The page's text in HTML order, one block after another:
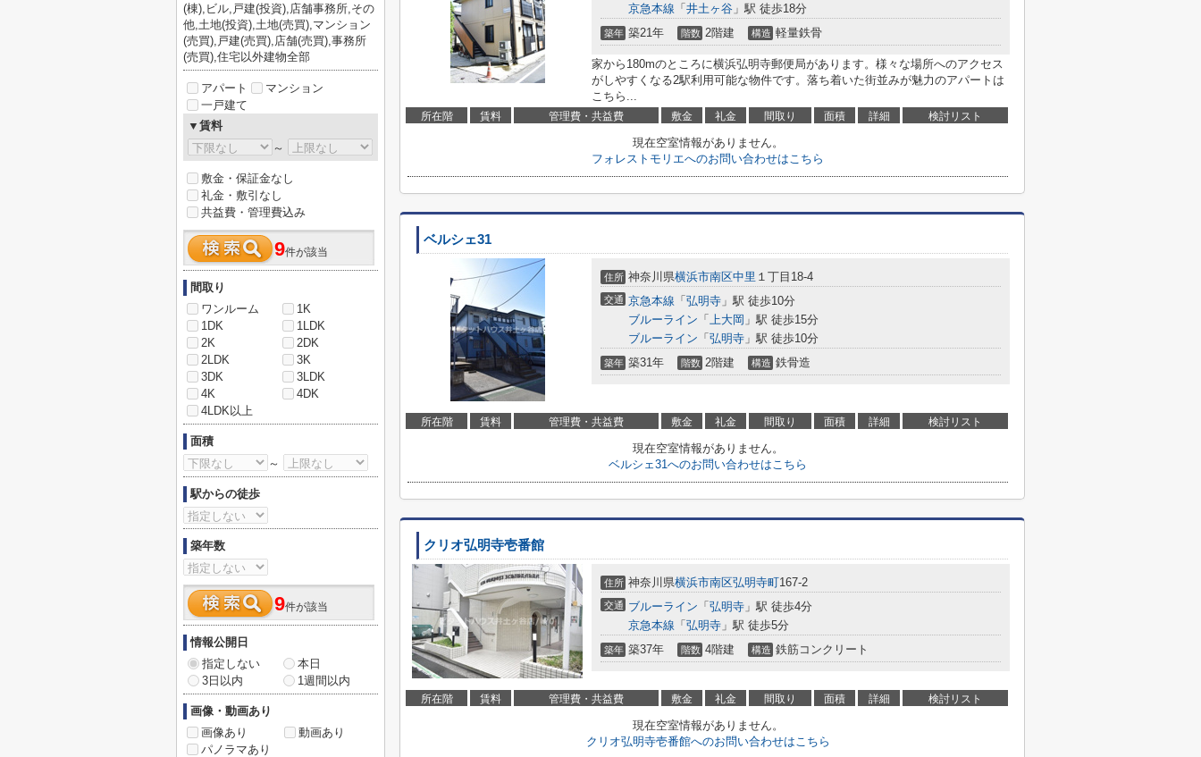
京急本線 「 井土ヶ谷 」駅 徒歩18分
築年 築21年 階数 2階建 構造 軽量鉄骨
家から180mのところに横浜弘明寺郵便局があります。様々な場所へのアクセス
がしやすくなる2駅利用可能な物件です。落ち着いた街並みが魅力のアパートは
こちら...
所在階 賃料 管理費・共益費 敷金 礼金 間取り 面積 詳細 検討リスト
現在空室情報がありません。
フォレストモリエへのお問い合わせはこちら
ベルシェ31
住所 神奈川県横浜市南区中里 １丁目18-4
交通 京急本線 「 弘明寺 」駅 徒歩10分
ブルーライン 「 上大岡 」駅 徒歩15分
ブルーライン 「 弘明寺 」駅 徒歩10分
築年 築31年 階数 2階建 構造 鉄骨造
所在階 賃料 管理費・共益費 敷金 礼金 間取り 面積 詳細 検討リスト
現在空室情報がありません。
ベルシェ31へのお問い合わせはこちら
クリオ弘明寺壱番館
住所 神奈川県横浜市南区弘明寺町167-2
交通 ブルーライン 「 弘明寺 」駅 徒歩4分
京急本線 「 弘明寺 」駅 徒歩5分
築年 築37年 階数 4階建 構造 鉄筋コンクリート
所在階 賃料 管理費・共益費 敷金 礼金 間取り 面積 詳細 検討リスト
現在空室情報がありません。
クリオ弘明寺壱番館へのお問い合わせはこちら
(棟),ビル,戸建(投資),店舗事務所,その
他,土地(投資),土地(売買),マンション
(売買),戸建(売買),店舗(売買),事務所
(売買),住宅以外建物全部
アパート
マンション
一戸建て
▼賃料
～
敷金・保証金なし
礼金・敷引なし
共益費・管理費込み
9件が該当
間取り
ワンルーム
1K
1DK
1LDK
2K
2DK
2LDK
3K
3DK
3LDK
4K
4DK
4LDK以上
面積
～
駅からの徒歩
築年数
9件が該当
情報公開日
指定しない
本日
3日以内
1週間以内
画像・動画あり
画像あり
動画あり
パノラマあり